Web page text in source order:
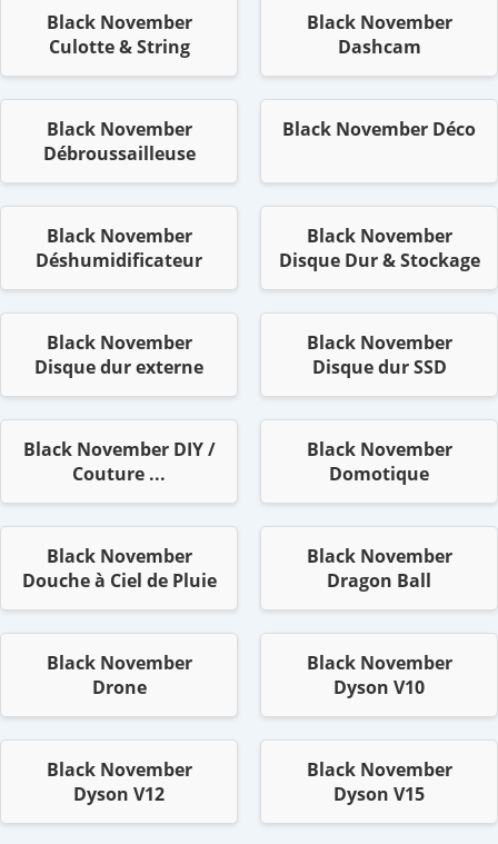
Black November
Culotte & String
Black November
Dashcam
Black November
Débroussailleuse
Black November Déco
Black November
Déshumidificateur
Black November
Disque Dur & Stockage
Black November
Disque dur externe
Black November
Disque dur SSD
Black November DIY /
Couture ...
Black November
Domotique
Black November
Douche à Ciel de Pluie
Black November
Dragon Ball
Black November
Drone
Black November
Dyson V10
Black November
Dyson V12
Black November
Dyson V15